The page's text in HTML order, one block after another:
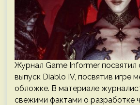
Журнал Game Informer посвятил
выпуск Diablo IV, посвятив игре
обложке. В материале
свежими фактами о разработке